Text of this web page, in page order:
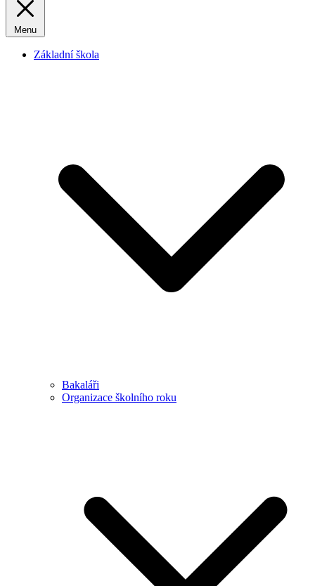
Menu
Základní škola
Bakaláři
Organizace školního roku